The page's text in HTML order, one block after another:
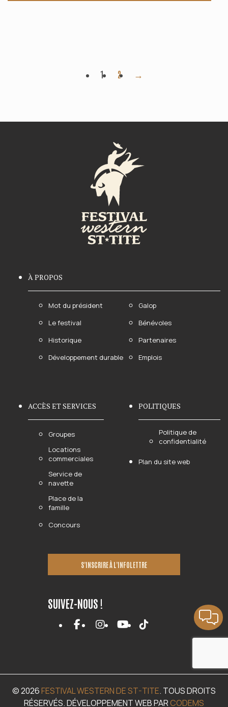
1 2 →
À PROPOS
Mot du président
Le festival
Historique
Développement durable
Galop
Bénévoles
Partenaires
Emplois
ACCÈS ET SERVICES
Groupes
Locations
commerciales
Service de
navette
Place de la
famille
Concours
POLITIQUES
Politique de
confidentialité
Plan du site web
S’INSCRIRE À L’INFOLETTRE
SUIVEZ-NOUS !
© 2026FESTIVAL WESTERN DE ST-TITE. TOUS DROITS
RÉSERVÉS. DÉVELOPPEMENT WEB PAR CODEMS